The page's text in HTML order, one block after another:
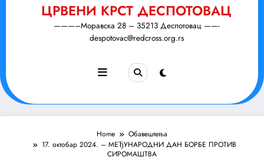
ЦРВЕНИ КРСТ ДЕСПОТОВАЦ
———–Моравска 28 – 35213 Деспотовац ——-
despotovac@redcross.org.rs
Home
Обавештења
17. октобар 2024. – МЕЂУНАРОДНИ ДАН БОРБЕ ПРОТИВ
СИРОМАШТВА